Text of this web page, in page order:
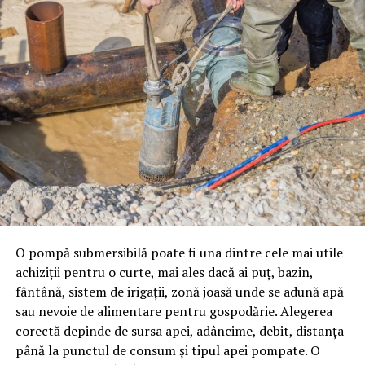
Una insuficient iluminată poate crea disconfort.
Echilibrul este esențial.
Iluminat funcțional vs iluminat de atmosferă în
spații comerciale
În spațiile HoReCa, iluminatul trebuie stratificat.
Iluminatul funcțional este necesar pentru:
siguranță și orientare
evidențierea accesului
Iluminatul ambiental este responsabil pentru:
crearea atmosferei
accentuarea elementelor arhitecturale
O pompă submersibilă poate fi una dintre cele mai utile
achiziții pentru o curte, mai ales dacă ai puț, bazin,
fântână, sistem de irigații, zonă joasă unde se adună apă
sau nevoie de alimentare pentru gospodărie. Alegerea
corectă depinde de sursa apei, adâncime, debit, distanța
până la punctul de consum și tipul apei pompate. O